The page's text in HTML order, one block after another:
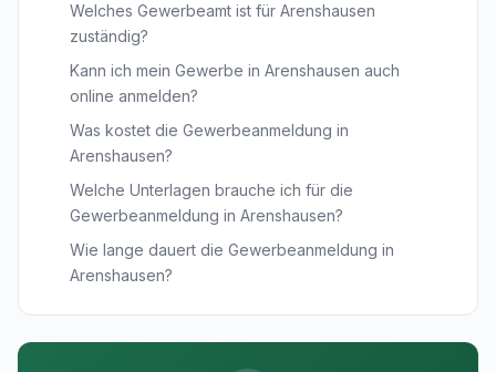
Welches Gewerbeamt ist für Arenshausen
zuständig?
Kann ich mein Gewerbe in Arenshausen auch
online anmelden?
Was kostet die Gewerbeanmeldung in
Arenshausen?
Welche Unterlagen brauche ich für die
Gewerbeanmeldung in Arenshausen?
Wie lange dauert die Gewerbeanmeldung in
Arenshausen?